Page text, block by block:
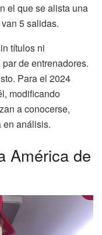
el que se alista una
5 salidas.
títulos ni
de entrenadores.
Para el 2024
modificando
a conocerse,
en análisis.
América de